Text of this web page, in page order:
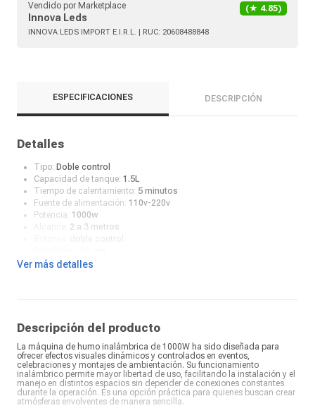
Vendido por Marketplace
Innova Leds
(★ 4.85)
INNOVA LEDS IMPORT E.I.R.L. | RUC: 20608488848
ESPECIFICACIONES DESCRIPCIÓN
Detalles
Tipo: Doble control
Capacidad de tanque: 1.5L
Tiempo de calentamiento: 5 minutos
Fuente de alimentación: 110v-220v
Potencia: 1000w
2 a 3 metros
Incluye:una botella de un litro para su optimo uso, manual parante
Ver más detalles
Descripción del producto
La máquina de humo inalámbrica de 1000W ha sido diseñada para
ofrecer efectos visuales dinámicos y controlados en eventos,
celebraciones y montajes de ambientación. Su funcionamiento
inalámbrico permite mayor libertad de uso, facilitando la instalación y el
manejo en distintos espacios sin depender de conexiones constantes
durante la operación. Es una opción práctica para quienes buscan crear
atmósferas envolventes de manera sencilla.